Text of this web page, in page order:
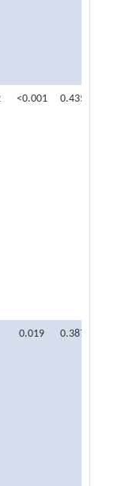
<0.001 0.435
0.019 0.387